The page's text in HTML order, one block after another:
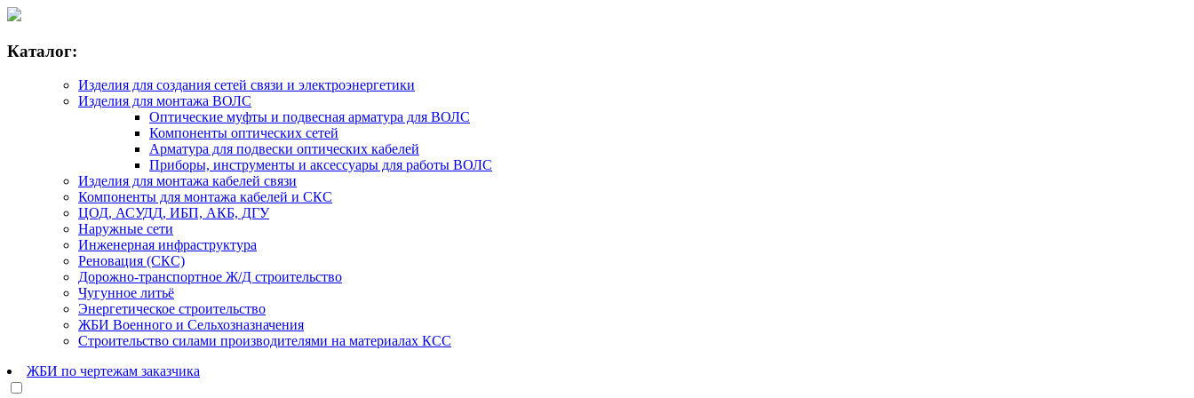
Каталог:
Изделия для создания сетей связи и электроэнергетики
Изделия для монтажа ВОЛС
Оптические муфты и подвесная арматура для ВОЛС
Компоненты оптических сетей
Арматура для подвески оптических кабелей
Приборы, инструменты и аксессуары для работы ВОЛС
Изделия для монтажа кабелей связи
Компоненты для монтажа кабелей и СКС
ЦОД, АСУДД, ИБП, АКБ, ДГУ
Наружные сети
Инженерная инфраструктура
Реновация (СКС)
Дорожно-транспортное Ж/Д строительство
Чугунное литьё
Энергетическое строительство
ЖБИ Военного и Сельхозназначения
Строительство силами производителями на материалах КСС
ЖБИ по чертежам заказчика